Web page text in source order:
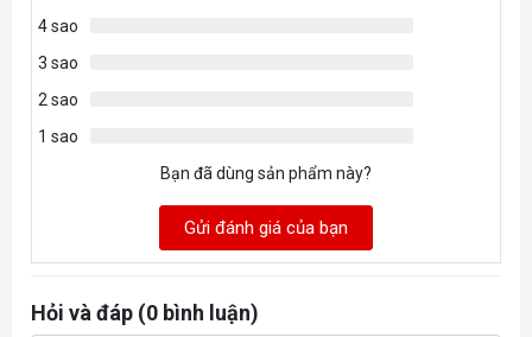
* Non-ECC, Un-buffered DDR5 Memory supports
On-Die ECC function
port**
support DisplayPort 1.4 and Thunderbolt™ video
outputs***
types. Please refer to www.intel.com for any
4 sao
3 sao
2 sao
1 sao
Bạn đã dùng sản phẩm này?
Gửi đánh giá của bạn
Hỏi và đáp (0 bình luận)